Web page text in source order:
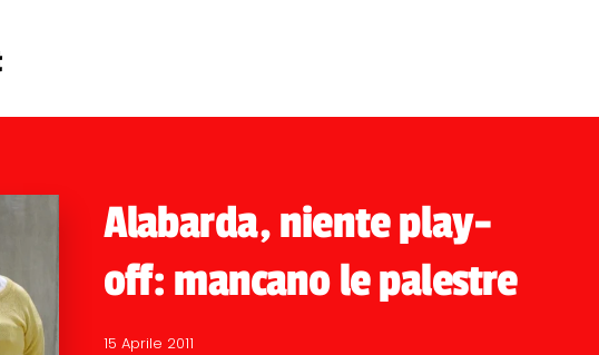
Alabarda, niente play-
off: mancano le palestre
15 Aprile 2011